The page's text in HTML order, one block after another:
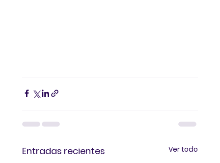
Entradas recientes Ver todo